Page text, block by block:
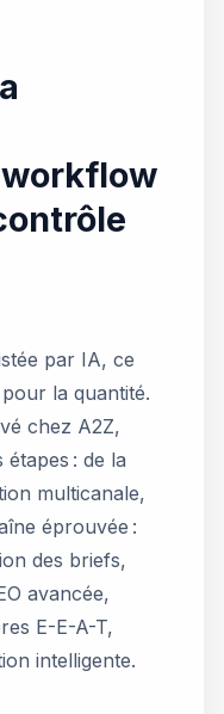
par IA, ce
la quantité.
chez A2Z,
: de la
multicanale,
éprouvée :
des briefs,
avancée,
E-E-A-T,
intelligente.